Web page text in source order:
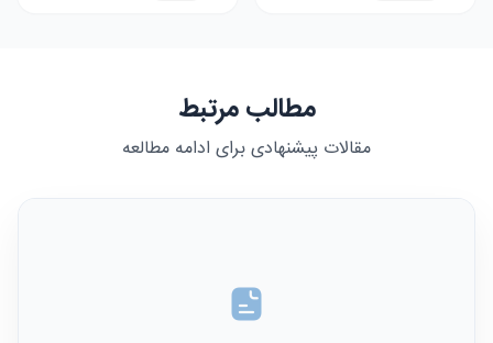
مطالب مرتبط
مقالات پیشنهادی برای ادامه مطالعه